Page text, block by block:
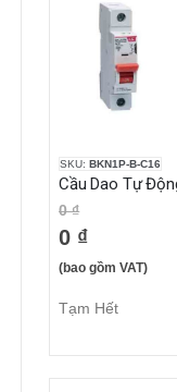
SKU: BKN1P-B-C16
0 ₫
0 ₫
(bao gồm VAT)
Tạm Hết